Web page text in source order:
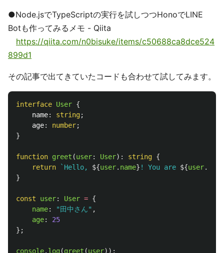
●Node.jsでTypeScriptの実行を試しつつHonoでLINE
Botも作ってみるメモ - Qiita
https://qiita.com/n0bisuke/items/c50688ca8dce524
899d1
その記事で出てきていたコードも合わせて試してみます。
interface User {
name: string;
age: number;
}
function greet (user: User): string {
return
`Hello, ${user. name} ! You are ${user.
}
const user: User = {
name: " 田中さん" ,
age:
25
};
console. log(greet (user));